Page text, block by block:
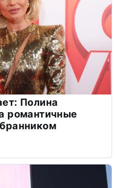
Полина
романтичные